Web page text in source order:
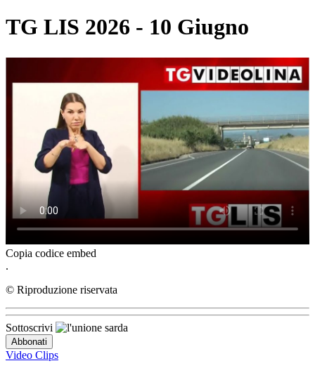
TG LIS 2026 - 10 Giugno
Copia codice embed
.
© Riproduzione riservata
Sottoscrivi
Video Clips